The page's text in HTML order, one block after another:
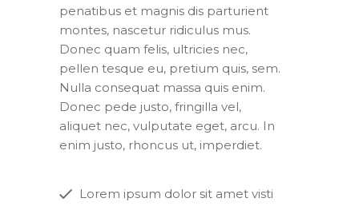
penatibus et magnis dis parturient
montes, nascetur ridiculus mus.
Donec quam felis, ultricies nec,
pellen tesque eu, pretium quis, sem.
Nulla consequat massa quis enim.
Donec pede justo, fringilla vel,
aliquet nec, vulputate eget, arcu. In
enim justo, rhoncus ut, imperdiet.
Lorem ipsum dolor sit amet visti